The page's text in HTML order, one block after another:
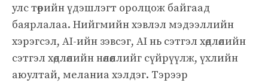
улс төрийн үдэшлэгт оролцож байгаад
баярлалаа. Нийгмийн хэвлэл мэдээллийн
хэрэгсэл, AI-ийн зэвсэг, AI нь сэтгэл хөдлөлийн
сэтгэл хөдлөлийн нөлөөллийг сүйрүүлж, үхлийн
аюултай, меланиа хэлдэг. Тэрээр